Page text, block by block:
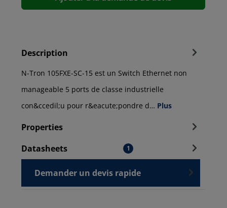
Description
N-Tron 105FXE-SC-15 est un Switch Ethernet non
manageable 5 ports de classe industrielle
con&ccedil;u pour r&eacute;pondre d… Plus
Properties
Datasheets
1
Demander un devis rapide